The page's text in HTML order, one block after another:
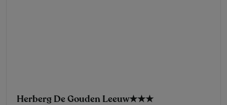
Herberg De Gouden Leeuw★★★